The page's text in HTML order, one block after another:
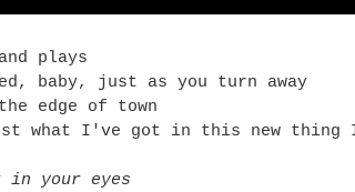
plays
baby, just as you turn away
edge of town
what I've got in this new thing
in your eyes